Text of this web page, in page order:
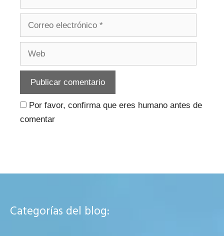
Por favor, confirma que eres humano antes de
comentar
Categorías del blog: